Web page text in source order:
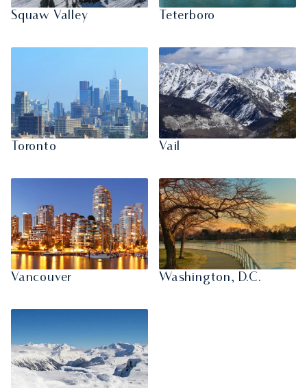
Squaw Valley Teterboro
Toronto Vail
Vancouver Washington, D.C.